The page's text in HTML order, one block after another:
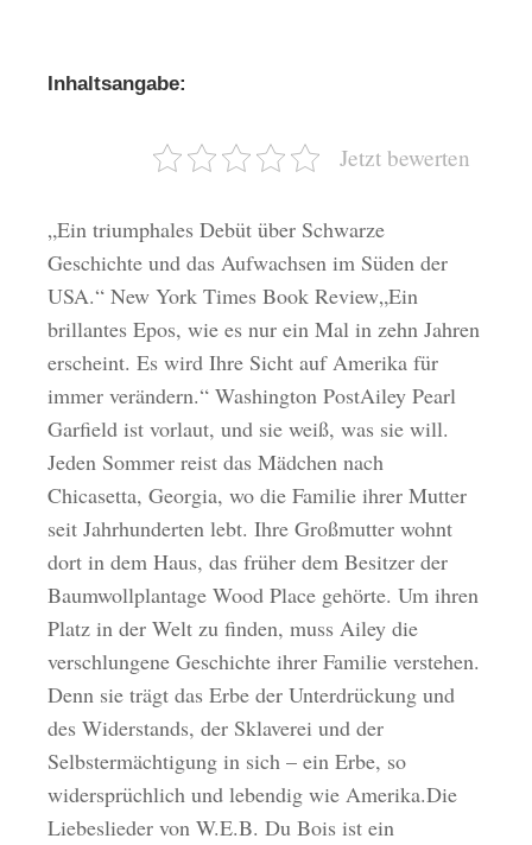
Inhaltsangabe:
Jetzt bewerten
„Ein triumphales Debüt über Schwarze
Geschichte und das Aufwachsen im Süden der
USA.“ New York Times Book Review„Ein
brillantes Epos, wie es nur ein Mal in zehn Jahren
erscheint. Es wird Ihre Sicht auf Amerika für
immer verändern.“ Washington PostAiley Pearl
Garfield ist vorlaut, und sie weiß, was sie will.
Jeden Sommer reist das Mädchen nach
Chicasetta, Georgia, wo die Familie ihrer Mutter
seit Jahrhunderten lebt. Ihre Großmutter wohnt
dort in dem Haus, das früher dem Besitzer der
Baumwollplantage Wood Place gehörte. Um ihren
Platz in der Welt zu finden, muss Ailey die
verschlungene Geschichte ihrer Familie verstehen.
Denn sie trägt das Erbe der Unterdrückung und
des Widerstands, der Sklaverei und der
Selbstermächtigung in sich – ein Erbe, so
widersprüchlich und lebendig wie Amerika.Die
Liebeslieder von W.E.B. Du Bois ist ein